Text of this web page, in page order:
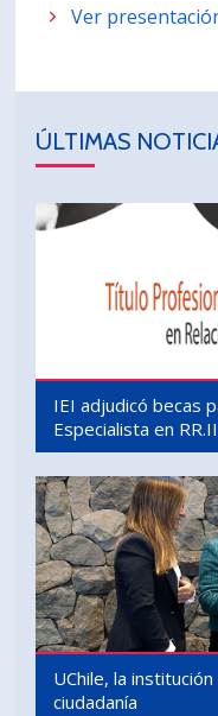
Ver
ÚLTIMAS
IEI adjudicó becas
Especialista en
UChile, la
ciudadanía